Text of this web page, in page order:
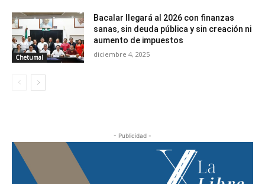
Chetumal
Bacalar llegará al 2026 con finanzas
sanas, sin deuda pública y sin creación ni
aumento de impuestos
diciembre 4, 2025
- Publicidad -